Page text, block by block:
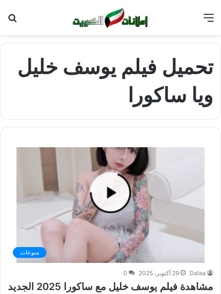
تحميل فيلم يوسف خليل
ويا ساكورا
منوعات
Dalaa 29 أكتوبر، 2025 0
مشاهدة فيلم يوسف خليل مع ساكورا 2025 الجديد